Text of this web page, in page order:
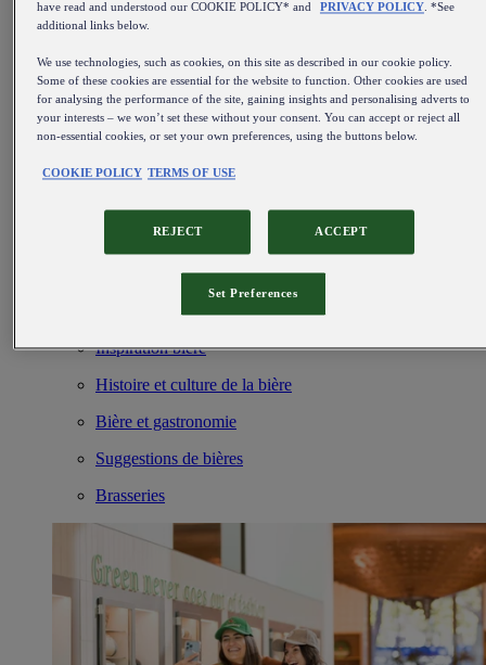
Découvrez nos fûts de bière
Événements autour de la bière et lieux incontournables
De la fabrication de la bière à un service irréprochable
Installation et maintenance
Inspiration bière
Histoire et culture de la bière
Bière et gastronomie
Suggestions de bières
Brasseries
have read and understood our COOKIE POLICY* and PRIVACY POLICY. *See
additional links below.
We use technologies, such as cookies, on this site as described in our cookie policy.
Some of these cookies are essential for the website to function. Other cookies are used
for analysing the performance of the site, gaining insights and personalising adverts to
your interests – we won’t set these without your consent. You can accept or reject all
non-essential cookies, or set your own preferences, using the buttons below.
COOKIE POLICY TERMS OF USE
REJECT ACCEPT
Set Preferences